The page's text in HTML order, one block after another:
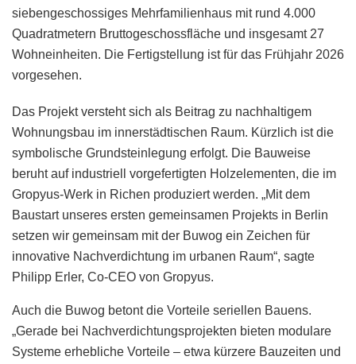
siebengeschossiges Mehrfamilienhaus mit rund 4.000
Quadratmetern Bruttogeschossfläche und insgesamt 27
Wohneinheiten. Die Fertigstellung ist für das Frühjahr 2026
vorgesehen.
Das Projekt versteht sich als Beitrag zu nachhaltigem
Wohnungsbau im innerstädtischen Raum. Kürzlich ist die
symbolische Grundsteinlegung erfolgt. Die Bauweise
beruht auf industriell vorgefertigten Holzelementen, die im
Gropyus-Werk in Richen produziert werden. „Mit dem
Baustart unseres ersten gemeinsamen Projekts in Berlin
setzen wir gemeinsam mit der Buwog ein Zeichen für
innovative Nachverdichtung im urbanen Raum“, sagte
Philipp Erler, Co-CEO von Gropyus.
Auch die Buwog betont die Vorteile seriellen Bauens.
„Gerade bei Nachverdichtungsprojekten bieten modulare
Systeme erhebliche Vorteile – etwa kürzere Bauzeiten und